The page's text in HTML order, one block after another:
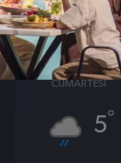
24 OCAK
CUMARTESI
5°